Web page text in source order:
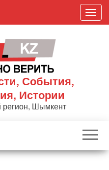
П
о
к
р
События,
Истории
регион, Шымкент